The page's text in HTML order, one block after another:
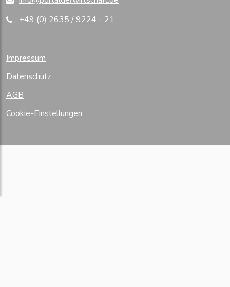
+49 (0) 2635 / 9224 - 21
Impressum
Datenschutz
AGB
Cookie-Einstellungen